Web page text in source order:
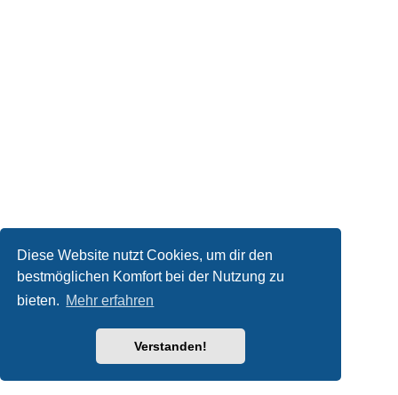
Diese Website nutzt Cookies, um dir den
bestmöglichen Komfort bei der Nutzung zu
bieten. Mehr erfahren
Verstanden!